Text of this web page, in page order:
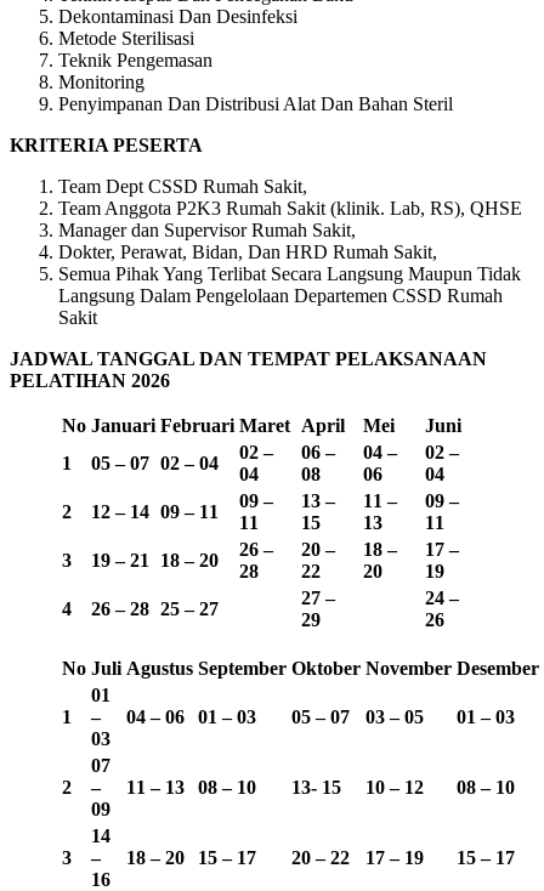
Dekontaminasi Dan Desinfeksi
Metode Sterilisasi
Teknik Pengemasan
Monitoring
Penyimpanan Dan Distribusi Alat Dan Bahan Steril
KRITERIA PESERTA
Team Dept CSSD Rumah Sakit,
Team Anggota P2K3 Rumah Sakit (klinik. Lab, RS), QHSE
Manager dan Supervisor Rumah Sakit,
Dokter, Perawat, Bidan, Dan HRD Rumah Sakit,
Semua Pihak Yang Terlibat Secara Langsung Maupun Tidak
Langsung Dalam Pengelolaan Departemen CSSD Rumah
Sakit
JADWAL TANGGAL DAN TEMPAT PELAKSANAAN
PELATIHAN 2026
No Januari Februari Maret April Mei
Juni
1
05 – 07 02 – 04
02 –
04
06 –
08
04 –
06
02 –
04
2
12 – 14 09 – 11
09 –
11
13 –
15
11 –
13
09 –
11
3
19 – 21 18 – 20
26 –
28
20 –
22
18 –
20
17 –
19
4
26 – 28 25 – 27
27 –
29
24 –
26
No Juli Agustus September Oktober November Desember
1
01
–
03
04 – 06 01 – 03 05 – 07 03 – 05 01 – 03
2
07
–
09
11 – 13 08 – 10 13- 15 10 – 12 08 – 10
3
14
–
16
18 – 20 15 – 17 20 – 22 17 – 19 15 – 17